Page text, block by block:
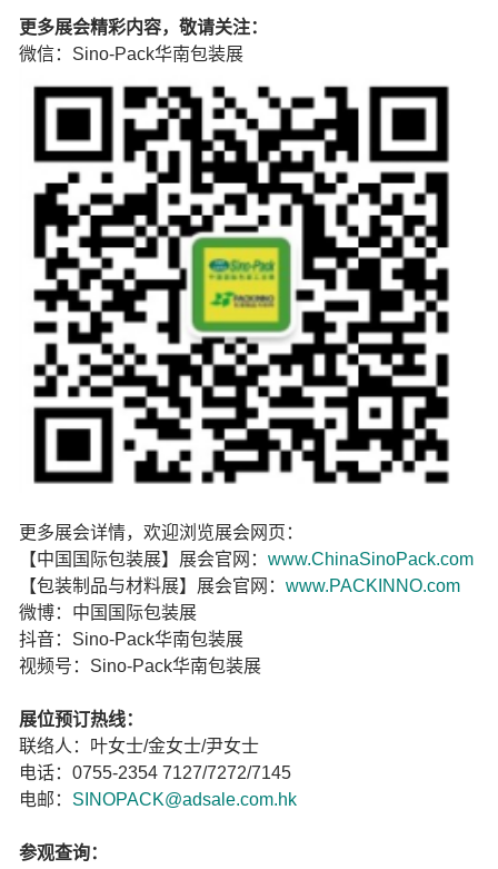
更多展会精彩内容，敬请关注：
微信：Sino-Pack华南包装展
更多展会详情，欢迎浏览展会网页：
【中国国际包装展】展会官网： www.ChinaSinoPack.com
【包装制品与材料展】展会官网： www.PACKINNO.com
微博：中国国际包装展
抖音：Sino-Pack华南包装展
视频号：Sino-Pack华南包装展
展位预订热线：
联络人：叶女士/金女士/尹女士
电话：0755-2354 7127/7272/7145
电邮： SINOPACK@adsale.com.hk
参观查询：